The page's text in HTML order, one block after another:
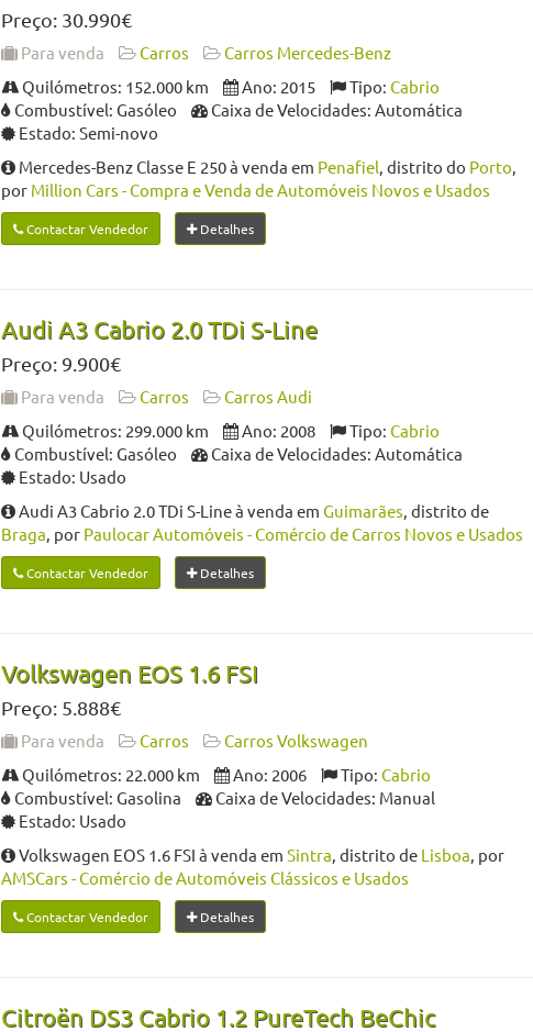
Preço: 30.990€
Para venda Carros
Carros Mercedes-Benz
Quilómetros: 152.000 km
Ano: 2015 Tipo: Cabrio
Combustível: Gasóleo
Caixa de Velocidades: Automática
Estado: Semi-novo
Mercedes-Benz Classe E 250 à venda em Penafiel, distrito do Porto,
por Million Cars - Compra e Venda de Automóveis Novos e Usados
Contactar Vendedor Detalhes
Audi A3 Cabrio 2.0 TDi S-Line
Preço: 9.900€
Para venda Carros
Carros Audi
Quilómetros: 299.000 km
Ano: 2008 Tipo: Cabrio
Combustível: Gasóleo
Caixa de Velocidades: Automática
Estado: Usado
Audi A3 Cabrio 2.0 TDi S-Line à venda em Guimarães, distrito de
Braga, por Paulocar Automóveis - Comércio de Carros Novos e Usados
Contactar Vendedor Detalhes
Volkswagen EOS 1.6 FSI
Preço: 5.888€
Para venda Carros
Carros Volkswagen
Quilómetros: 22.000 km
Ano: 2006 Tipo: Cabrio
Combustível: Gasolina
Caixa de Velocidades: Manual
Estado: Usado
Volkswagen EOS 1.6 FSI à venda em Sintra, distrito de Lisboa, por
AMSCars - Comércio de Automóveis Clássicos e Usados
Contactar Vendedor Detalhes
Citroën DS3 Cabrio 1.2 PureTech BeChic